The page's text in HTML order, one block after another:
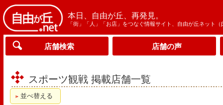
本日、自由が丘、再発見。
「街」「人」「お店」をつなぐ情報サイト、自由が丘ネット（
店舗検索 店舗の声
スポーツ観戦 掲載店舗一覧
並べ替える